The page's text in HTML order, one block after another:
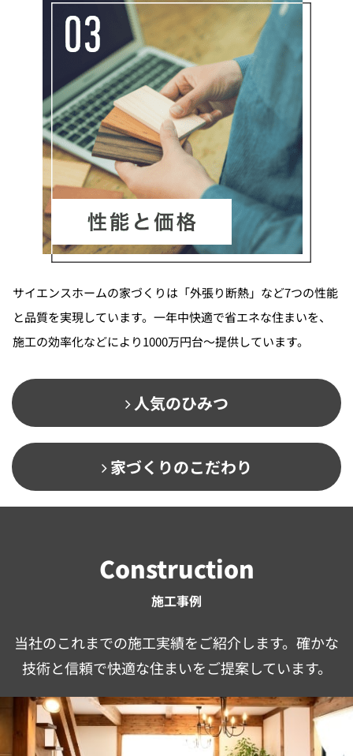
サイエンスホームの家づくりは「外張り断熱」など7つの性能
と品質を実現しています。一年中快適で省エネな住まいを、
施工の効率化などにより1000万円台～提供しています。
人気のひみつ
家づくりのこだわり
Construction
施工事例
当社のこれまでの施工実績をご紹介します。確かな
技術と信頼で快適な住まいをご提案しています。